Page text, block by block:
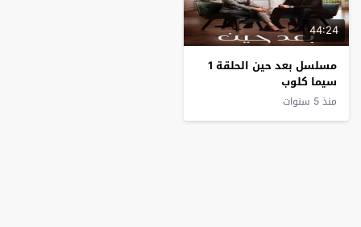
44:24
مسلسل بعد حين الحلقة 1
سيما كلوب
منذ 5 سنوات